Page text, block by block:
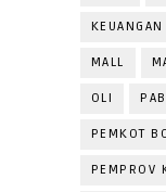
KEUANGAN
MALL
OLI
PEMKOT
PEMPROV